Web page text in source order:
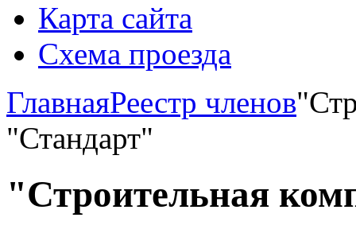
Карта сайта
Схема проезда
ГлавнаяРеестр членов
"Стандарт"
"Строительная